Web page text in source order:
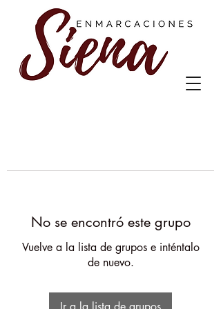
No se encontró este grupo
Vuelve a la lista de grupos e inténtalo
de nuevo.